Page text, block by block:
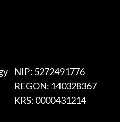
NIP: 5272491776
REGON: 140328367
KRS: 0000431214